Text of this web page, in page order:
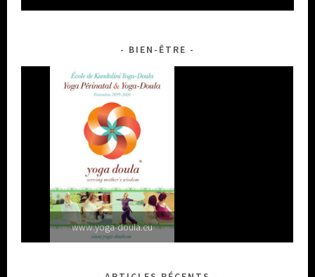
BIEN-ÊTRE
www.yoga-doula.eu